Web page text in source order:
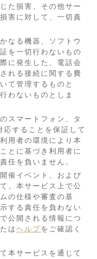
た損害、その他サー
害に対して、一切責
なる機器、ソフトウ
を一切行わないもの
に発生した、電話会
れる接続に関する費
て管理するものと
わないものとしま
スマートフォン、タ
することを保証して
用者の環境により本
とに基づき利用者に
任を負いません。
催イベント、および
、本サービス上で公
の仕様や審査の基
する責任を負わない
公開される情報につ
はヘルプをご確認く
本サービスを通じて